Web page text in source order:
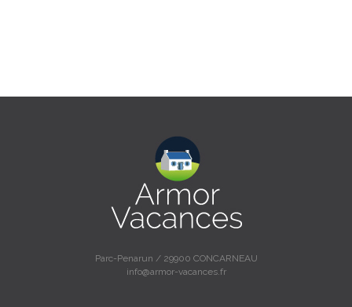
Parc-Penarun / 29900 CONCARNEAU
info@armor-vacances.fr